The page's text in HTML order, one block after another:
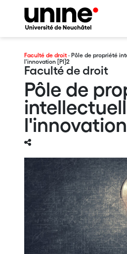
Faculté de droit· Pôle de propriété
l'innovation [PI]2
Faculté de droit
Pôle de